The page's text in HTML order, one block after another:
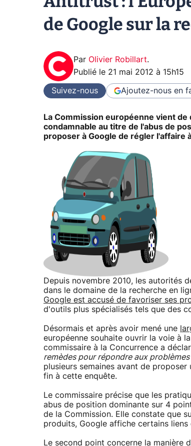
de Google sur la
Par Olivier Robillart.
Publié le 21 mai 2012 à 15h15
Suivez-nous Ajoutez-nous en
La Commission européenne vient
condamnable au titre de l'abus de
proposer à Google de régler l'affaire
Depuis novembre 2010, les autorités
dans le domaine de la recherche en
Google est accusé de favoriser ses
d'outils plus spécialisés tels que des
Désormais et après avoir mené une
européenne souhaite ouvrir la voie à
commissaire à la Concurrence a
remèdes pour répondre aux
plusieurs semaines avant de
fin à cette enquête.
Le commissaire précise que les
abus de position dominante sur 4
de la Commission. Elle constate que
produits, Google affiche certains
Le second point concerne la manière